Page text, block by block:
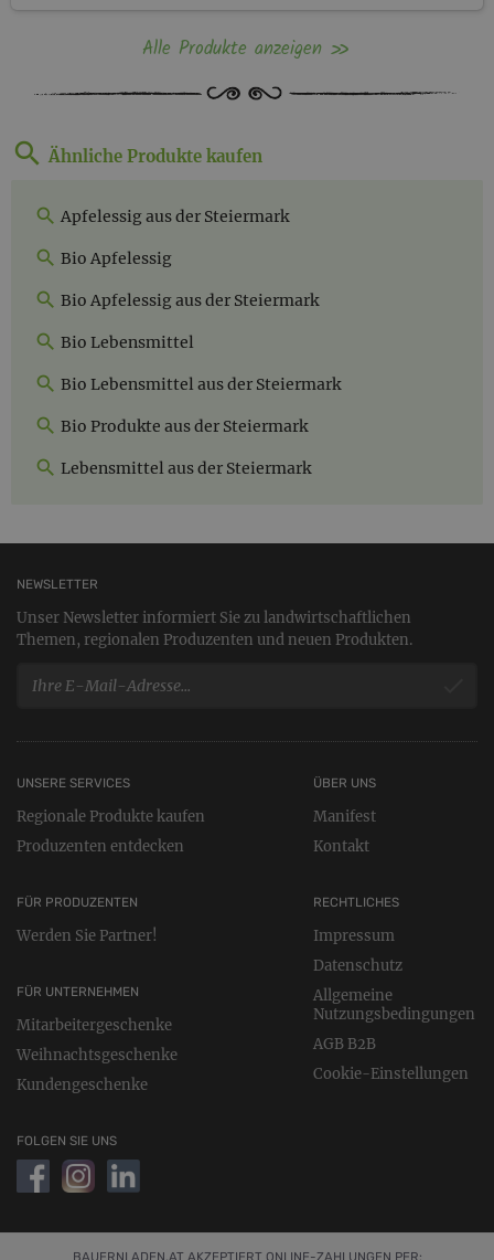
Alle Produkte anzeigen
Ähnliche Produkte kaufen
Apfelessig aus der Steiermark
Bio Apfelessig
Bio Apfelessig aus der Steiermark
Bio Lebensmittel
Bio Lebensmittel aus der Steiermark
Bio Produkte aus der Steiermark
Lebensmittel aus der Steiermark
NEWSLETTER
Unser Newsletter informiert Sie zu landwirtschaftlichen
Themen, regionalen Produzenten und neuen Produkten.
UNSERE SERVICES
Regionale Produkte kaufen
Produzenten entdecken
FÜR PRODUZENTEN
Werden Sie Partner!
FÜR UNTERNEHMEN
Mitarbeitergeschenke
Weihnachtsgeschenke
Kundengeschenke
RECHTLICHES
Impressum
Datenschutz
Allgemeine
Nutzungsbedingungen
AGB B2B
Cookie-Einstellungen
ÜBER UNS
Manifest
Kontakt
FOLGEN SIE UNS
BAUERNLADEN.AT AKZEPTIERT ONLINE-ZAHLUNGEN PER: